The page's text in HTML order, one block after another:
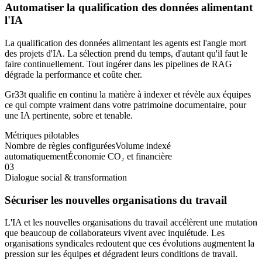
Automatiser la qualification des données alimentant
l'IA
La qualification des données alimentant les agents est l'angle mort
des projets d'IA. La sélection prend du temps, d'autant qu'il faut le
faire continuellement. Tout ingérer dans les pipelines de RAG
dégrade la performance et coûte cher.
Gr33t qualifie en continu la matière à indexer et révèle aux équipes
ce qui compte vraiment dans votre patrimoine documentaire, pour
une IA pertinente, sobre et tenable.
Métriques pilotables
Nombre de règles configuréesVolume indexé
automatiquementÉconomie CO₂ et financière
03
Dialogue social & transformation
Sécuriser les nouvelles organisations du travail
L'IA et les nouvelles organisations du travail accélèrent une mutation
que beaucoup de collaborateurs vivent avec inquiétude. Les
organisations syndicales redoutent que ces évolutions augmentent la
pression sur les équipes et dégradent leurs conditions de travail.